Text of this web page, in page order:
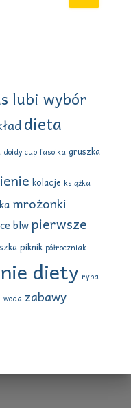
lubi wybór
dieta
doidy cup fasolka gruszka
kolacje książka
mrożonki
blwpierwsze
piknik półroczniak
diety ryba
woda zabawy